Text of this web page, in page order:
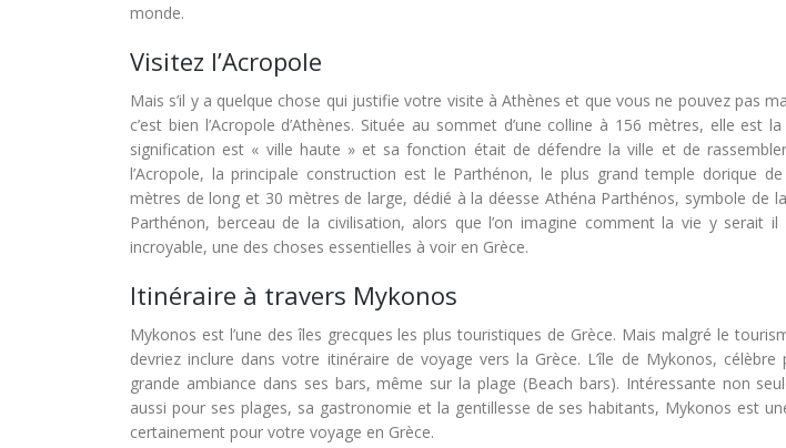
monde.
Visitez l’Acropole
Mais s’il y a quelque chose qui justifie votre visite à Athènes et que vous ne pouvez pas
c’est bien l’Acropole d’Athènes. Située au sommet d’une colline à 156 mètres, elle est
signification est « ville haute » et sa fonction était de défendre la ville et de
l’Acropole, la principale construction est le Parthénon, le plus grand temple dorique
mètres de long et 30 mètres de large, dédié à la déesse Athéna Parthénos, symbole de
Parthénon, berceau de la civilisation, alors que l’on imagine comment la vie y serait
incroyable, une des choses essentielles à voir en Grèce.
Itinéraire à travers Mykonos
Mykonos est l’une des îles grecques les plus touristiques de Grèce. Mais malgré le
devriez inclure dans votre itinéraire de voyage vers la Grèce. L’île de Mykonos,
grande ambiance dans ses bars, même sur la plage (Beach bars). Intéressante non
aussi pour ses plages, sa gastronomie et la gentillesse de ses habitants, Mykonos est
certainement pour votre voyage en Grèce.